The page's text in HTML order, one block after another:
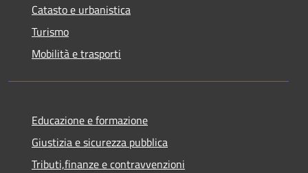
Catasto e urbanistica
Turismo
Mobilità e trasporti
Educazione e formazione
Giustizia e sicurezza pubblica
Tributi,finanze e contravvenzioni